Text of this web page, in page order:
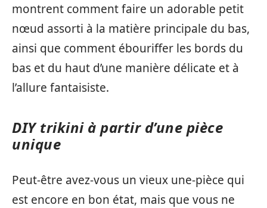
montrent comment faire un adorable petit
nœud assorti à la matière principale du bas,
ainsi que comment ébouriffer les bords du
bas et du haut d’une manière délicate et à
l’allure fantaisiste.
DIY trikini à partir d’une pièce
unique
Peut-être avez-vous un vieux une-pièce qui
est encore en bon état, mais que vous ne